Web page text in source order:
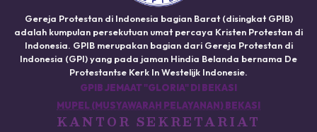
Gereja Protestan di Indonesia bagian Barat (disingkat GPIB)
adalah kumpulan persekutuan umat percaya Kristen Protestan di
Indonesia. GPIB merupakan bagian dari Gereja Protestan di
Indonesia (GPI) yang pada jaman Hindia Belanda bernama De
Protestantse Kerk In Westelijk Indonesie.
GPIB JEMAAT "GLORIA" DI BEKASI
MUPEL (MUSYAWARAH PELAYANAN) BEKASI
KANTOR SEKRETARIAT